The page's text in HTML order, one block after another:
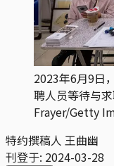
2023年6月9日
聘人员等待与
Frayer/Getty
特约撰稿人 王曲幽
刊登于: 2024-03-28